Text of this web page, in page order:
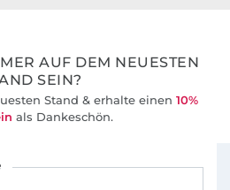
AUF DEM NEUESTEN
SEIN?
Stand & erhalte einen 10%
als Dankeschön.